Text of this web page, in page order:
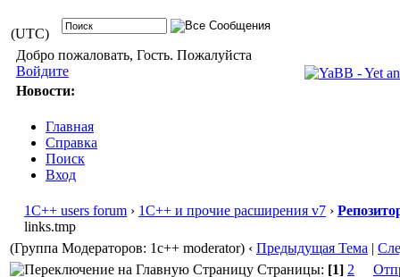
(UTC)
Добро пожаловать, Гость. Пожалуйста
Войдите
Новости:
Главная
Справка
Поиск
Вход
1С++ users forum › 1С++ и прочие расширения v7 ›
links.tmp
(Группа Модераторов: 1c++ moderator) ‹ Предыдущая Тема |
Страницы: [1] 2